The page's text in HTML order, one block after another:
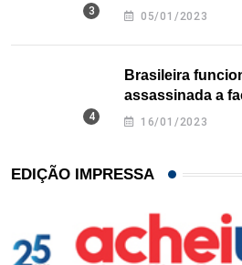
Texas
05/01/2023
Brasileira
assassinada a
16/01/2023
EDIÇÃO IMPRESSA